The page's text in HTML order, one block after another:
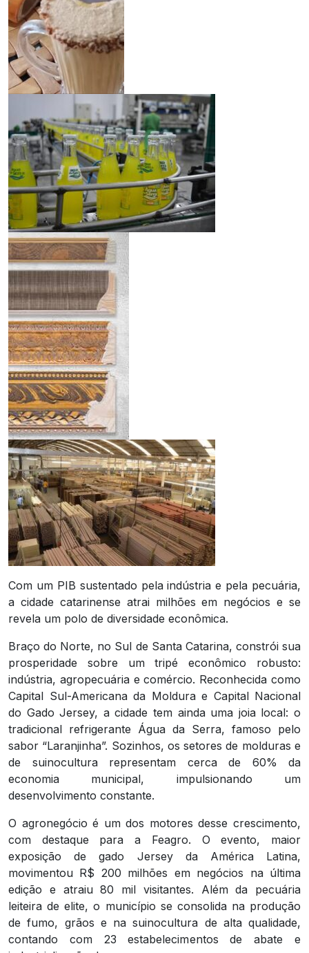
Com um PIB sustentado pela indústria e pela pecuária,
a cidade catarinense atrai milhões em negócios e se
revela um polo de diversidade econômica.
Braço do Norte, no Sul de Santa Catarina, constrói sua
prosperidade sobre um tripé econômico robusto:
indústria, agropecuária e comércio. Reconhecida como
Capital Sul-Americana da Moldura e Capital Nacional
do Gado Jersey, a cidade tem ainda uma joia local: o
tradicional refrigerante Água da Serra, famoso pelo
sabor “Laranjinha”. Sozinhos, os setores de molduras e
de suinocultura representam cerca de 60% da
economia municipal, impulsionando um
desenvolvimento constante.
O agronegócio é um dos motores desse crescimento,
com destaque para a Feagro. O evento, maior
exposição de gado Jersey da América Latina,
movimentou R$ 200 milhões em negócios na última
edição e atraiu 80 mil visitantes. Além da pecuária
leiteira de elite, o município se consolida na produção
de fumo, grãos e na suinocultura de alta qualidade,
contando com 23 estabelecimentos de abate e